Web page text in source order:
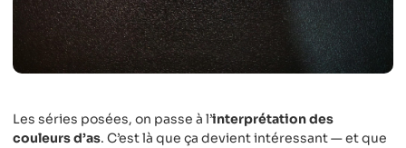
Les séries posées, on passe à l’interprétation des
couleurs d’as. C’est là que ça devient intéressant — et que